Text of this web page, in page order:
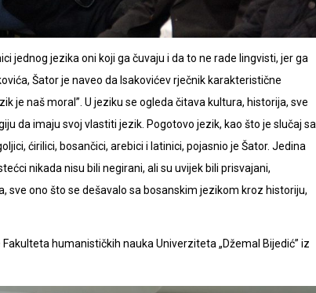
jednog jezika oni koji ga čuvaju i da to ne rade lingvisti, jer ga
Šator je naveo da Isakovićev rječnik karakteristične
je naš moral”. U jeziku se ogleda čitava kultura, historija, sve
da imaju svoj vlastiti jezik. Pogotovo jezik, kao što je slučaj sa
ćirilici, bosančici, arebici i latinici, pojasnio je Šator. Jedina
nikada nisu bili negirani, ali su uvijek bili prisvajani,
sve ono što se dešavalo sa bosanskim jezikom kroz historiju,
humanističkih nauka Univerziteta „Džemal Bijedić” iz